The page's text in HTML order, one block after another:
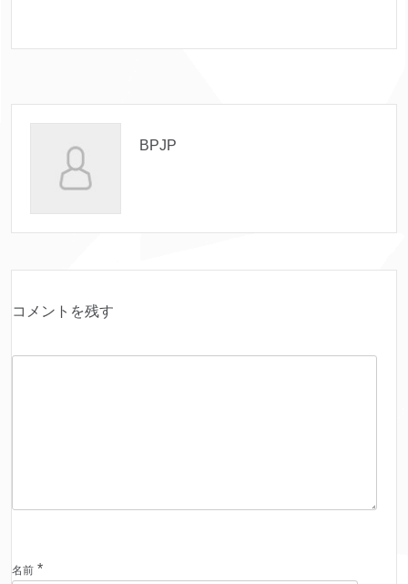
BPJP
コメントを残す
名前 *